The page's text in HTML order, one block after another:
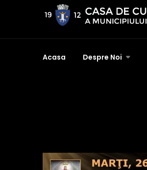
Acasa Despre Noi